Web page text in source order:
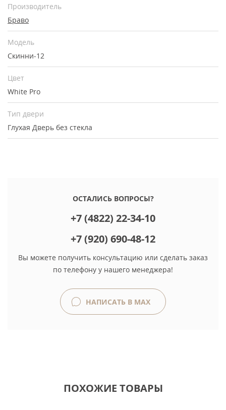
Производитель
Браво
Модель
Скинни-12
Цвет
White Pro
Тип двери
Глухая Дверь без стекла
ОСТАЛИСЬ ВОПРОСЫ?
+7 (4822) 22-34-10
+7 (920) 690-48-12
Вы можете получить консультацию или сделать заказ
по телефону у нашего менеджера!
НАПИСАТЬ В MAX
ПОХОЖИЕ ТОВАРЫ